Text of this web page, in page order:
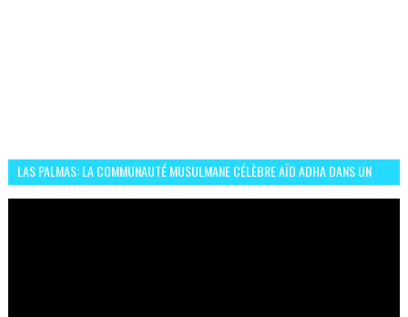
LAS PALMAS: LA COMMUNAUTÉ MUSULMANE CÉLÈBRE AÏD ADHA DANS UN